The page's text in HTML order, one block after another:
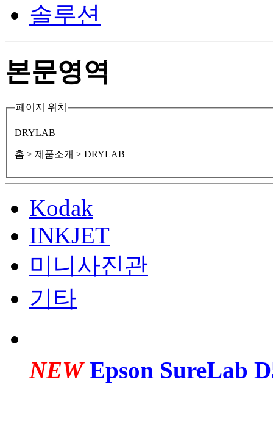
솔루션
본문영역
페이지 위치
DRYLAB
홈 > 제품소개 > DRYLAB
Kodak
INKJET
미니사진관
기타
NEW Epson SureLab